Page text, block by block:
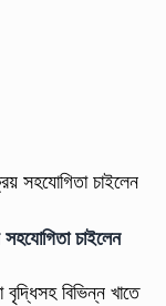
চাইলেন
বিভিন্ন খাতে